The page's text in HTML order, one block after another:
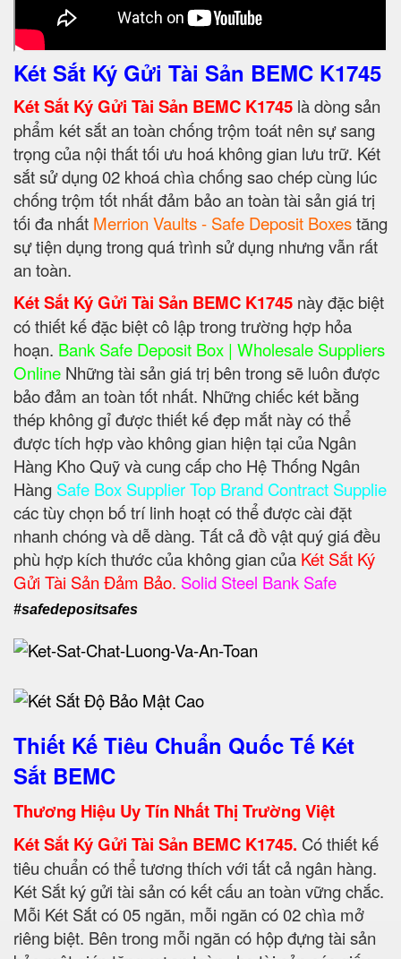
Két Sắt Ký Gửi Tài Sản BEMC K1745
Két Sắt Ký Gửi Tài Sản BEMC K1745 là dòng sản
phẩm két sắt an toàn chống trộm toát nên sự sang
trọng của nội thất tối ưu hoá không gian lưu trữ. Két
sắt sử dụng 02 khoá chìa chống sao chép cùng lúc
chống trộm tốt nhất đảm bảo an toàn tài sản giá trị
tối đa nhất Merrion Vaults - Safe Deposit Boxestăng
sự tiện dụng trong quá trình sử dụng nhưng vẫn rất
an toàn.
Két Sắt Ký Gửi Tài Sản BEMC K1745 này đặc biệt
có thiết kế đặc biệt cô lập trong trường hợp hỏa
hoạn. Bank Safe Deposit Box | Wholesale Suppliers
Online Những tài sản giá trị bên trong sẽ luôn được
bảo đảm an toàn tốt nhất. Những chiếc két bằng
thép không gỉ được thiết kế đẹp mắt này có thể
được tích hợp vào không gian hiện tại của Ngân
Hàng Kho Quỹ và cung cấp cho Hệ Thống Ngân
Hàng Safe Box Supplier Top Brand Contract Supplie
các tùy chọn bố trí linh hoạt có thể được cài đặt
nhanh chóng và dễ dàng. Tất cả đồ vật quý giá đều
phù hợp kích thước của không gian của Két Sắt Ký
Gửi Tài Sản Đảm Bảo. Solid Steel Bank Safe
#safedepositsafes
Thiết Kế Tiêu Chuẩn Quốc Tế Két
Sắt BEMC
Thương Hiệu Uy Tín Nhất Thị Trường Việt
Két Sắt Ký Gửi Tài Sản BEMC K1745. Có thiết kế
tiêu chuẩn có thể tương thích với tất cả ngân hàng.
Két Sắt ký gửi tài sản có kết cấu an toàn vững chắc.
Mỗi Két Sắt có 05 ngăn, mỗi ngăn có 02 chìa mở
riêng biệt. Bên trong mỗi ngăn có hộp đựng tài sản